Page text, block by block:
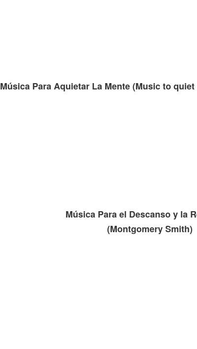
Música Para Aquietar La Mente (Music to
Música Para el Descanso y la
(Montgomery Smith)